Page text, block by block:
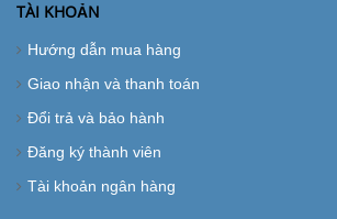
TÀI KHOẢN
Hướng dẫn mua hàng
Giao nhận và thanh toán
Đổi trả và bảo hành
Đăng ký thành viên
Tài khoản ngân hàng